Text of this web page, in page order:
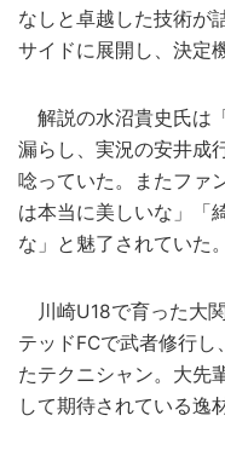
なしと卓越した技術が
サイドに展開し、決定
解説の水沼貴史氏は
漏らし、実況の安井成
唸っていた。またファ
は本当に美しいな」「
な」と魅了されていた。
川崎U18で育った大
テッドFCで武者修行し
たテクニシャン。大先
して期待されている逸